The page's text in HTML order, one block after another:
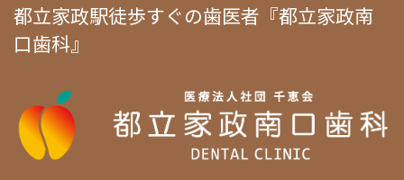
都立家政駅徒歩すぐの歯医者『都立家政南
口歯科』